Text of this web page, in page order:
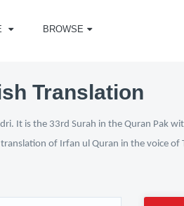
BROWSE
Translation
It is the 33rd Surah in the Quran Pak
of Irfan ul Quran in the voice of